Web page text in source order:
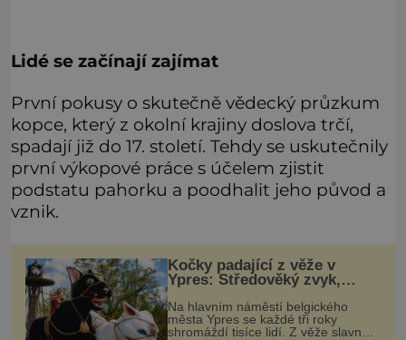
Lidé se začínají zajímat
První pokusy o skutečně vědecký průzkum
kopce, který z okolní krajiny doslova trčí,
spadají již do 17. století. Tehdy se uskutečnily
první výkopové práce s účelem zjistit
podstatu pahorku a poodhalit jeho původ a
vznik.
Kočky padající z věže v
Ypres: Středověký zvyk,
který dodnes budí rozpaky
Na hlavním náměstí belgického
města Ypres se každé tři roky
shromáždí tisíce lidí. Z věže slavné